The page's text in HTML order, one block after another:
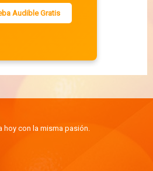
Audible Gratis
hoy con la misma pasión.